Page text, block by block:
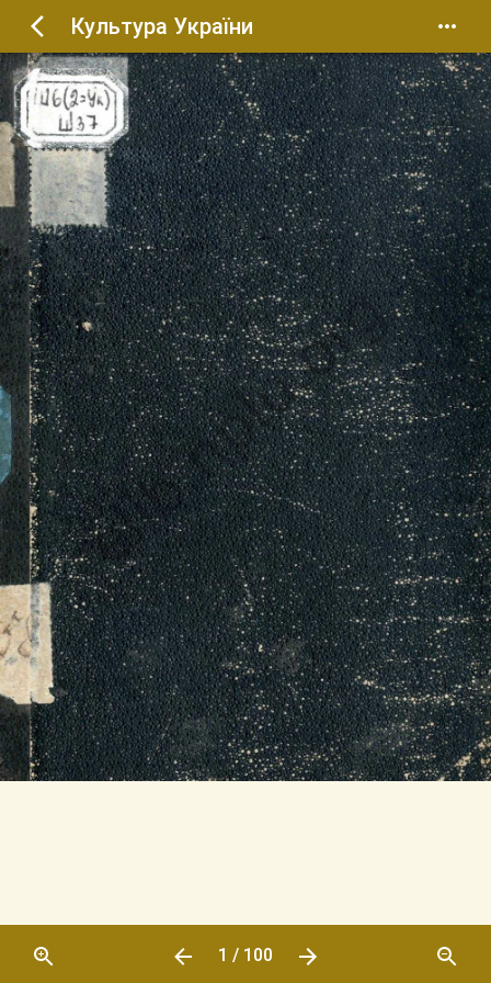
Культура України
1 / 100